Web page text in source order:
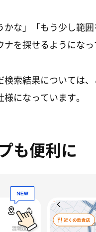
かな」「もう少し範
を探せるようになっ
索結果については
になっています。
も便利に